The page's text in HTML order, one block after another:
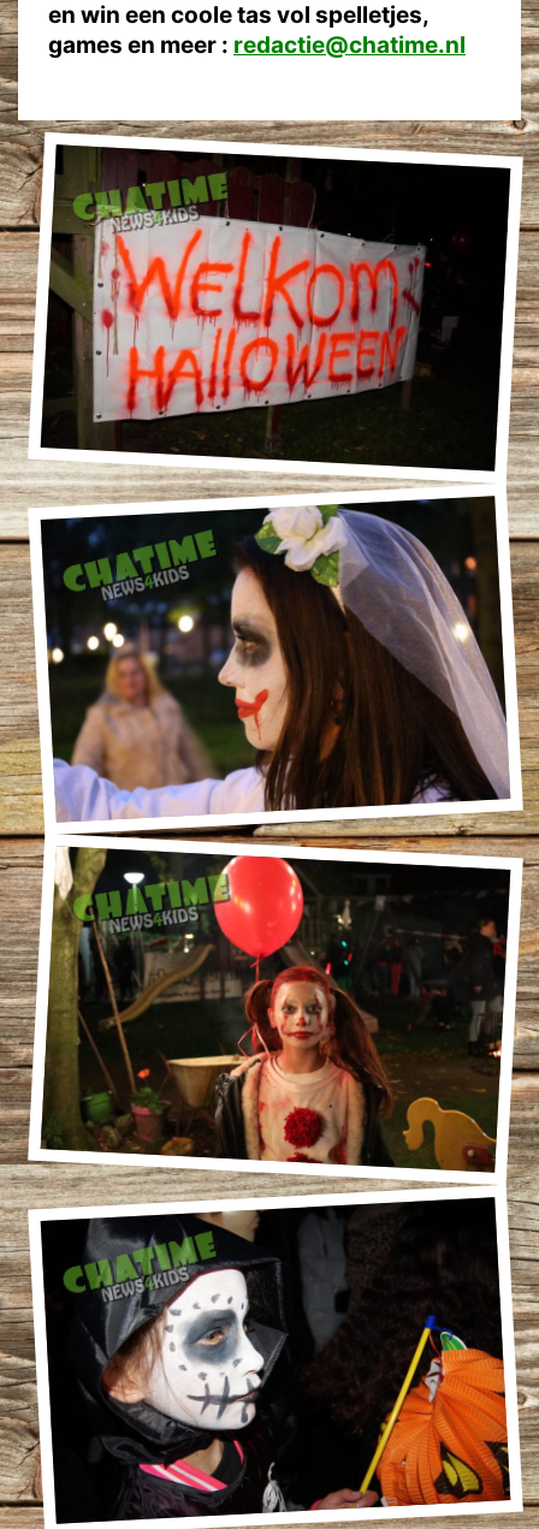
en win een coole tas vol spelletjes,
games en meer : redactie@chatime.nl